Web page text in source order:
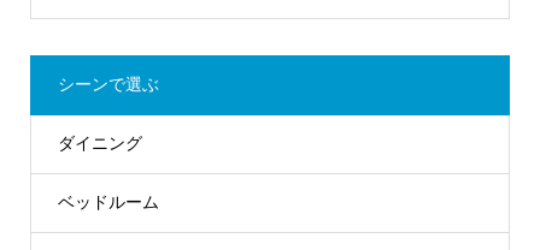
シーンで選ぶ
ダイニング
ベッドルーム